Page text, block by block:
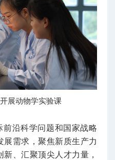
展动物学实验课
沿科学问题和国家战略
展需求，聚焦新质生产力
、汇聚顶尖人才力量，